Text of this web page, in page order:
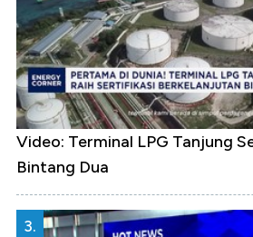
Video: Terminal LPG Tanjung
Bintang Dua
3.